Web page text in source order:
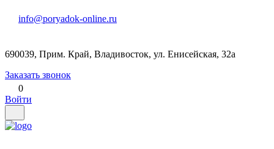
info@poryadok-online.ru
690039, Прим. Край, Владивосток, ул. Енисейская, 32а
Заказать звонок
0
Войти